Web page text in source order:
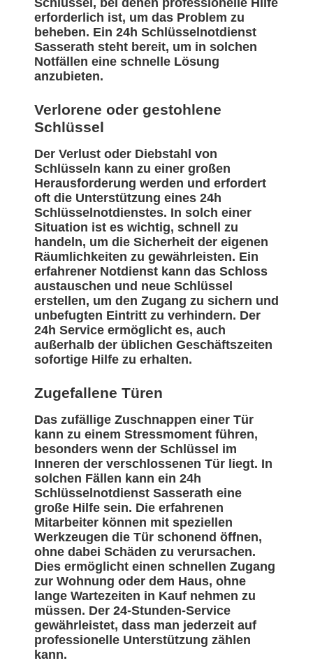
Schlüssel, bei denen professionelle Hilfe
erforderlich ist, um das Problem zu
beheben. Ein 24h Schlüsselnotdienst
Sasserath steht bereit, um in solchen
Notfällen eine schnelle Lösung
anzubieten.
Verlorene oder gestohlene
Schlüssel
Der Verlust oder Diebstahl von
Schlüsseln kann zu einer großen
Herausforderung werden und erfordert
oft die Unterstützung eines 24h
Schlüsselnotdienstes. In solch einer
Situation ist es wichtig, schnell zu
handeln, um die Sicherheit der eigenen
Räumlichkeiten zu gewährleisten. Ein
erfahrener Notdienst kann das Schloss
austauschen und neue Schlüssel
erstellen, um den Zugang zu sichern und
unbefugten Eintritt zu verhindern. Der
24h Service ermöglicht es, auch
außerhalb der üblichen Geschäftszeiten
sofortige Hilfe zu erhalten.
Zugefallene Türen
Das zufällige Zuschnappen einer Tür
kann zu einem Stressmoment führen,
besonders wenn der Schlüssel im
Inneren der verschlossenen Tür liegt. In
solchen Fällen kann ein 24h
Schlüsselnotdienst Sasserath eine
große Hilfe sein. Die erfahrenen
Mitarbeiter können mit speziellen
Werkzeugen die Tür schonend öffnen,
ohne dabei Schäden zu verursachen.
Dies ermöglicht einen schnellen Zugang
zur Wohnung oder dem Haus, ohne
lange Wartezeiten in Kauf nehmen zu
müssen. Der 24-Stunden-Service
gewährleistet, dass man jederzeit auf
professionelle Unterstützung zählen
kann.